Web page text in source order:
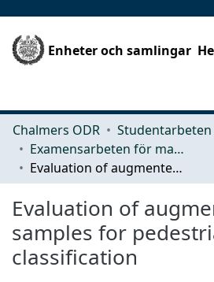
Enheter och samlingar
Chalmers ODR Studentarbeten
Examensarbeten för masterexamen
Evaluation of augmented samples for pedestrian classification
Evaluation of
samples for
classification